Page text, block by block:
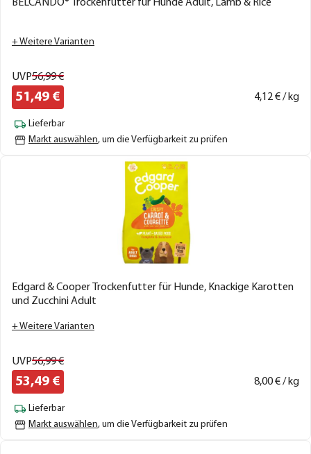
BELCANDO® Trockenfutter für Hunde Adult, Lamb & Rice
+ Weitere Varianten
UVP56,99€
51,49 € 4,12€ / kg
Lieferbar
Markt auswählen, um die Verfügbarkeit zu prüfen
Edgard & Cooper Trockenfutter für Hunde, Knackige Karotten
und Zucchini Adult
+ Weitere Varianten
UVP56,99€
53,49 € 8,00€ / kg
Lieferbar
Markt auswählen, um die Verfügbarkeit zu prüfen